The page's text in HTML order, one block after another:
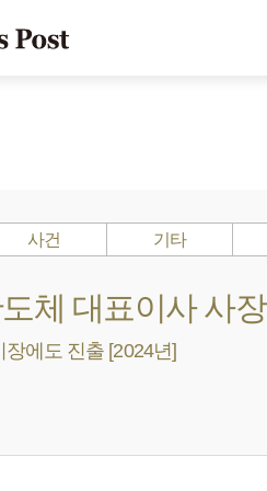
사건 기타
체 대표이사 사장
에도 진출 [2024년]